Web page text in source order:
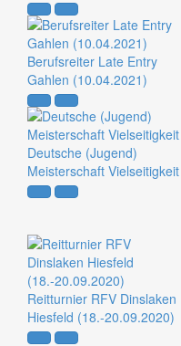
Berufsreiter Late Entry
Gahlen (10.04.2021)
Deutsche (Jugend)
Meisterschaft Vielseitigkeit
Reitturnier RFV Dinslaken
Hiesfeld (18.-20.09.2020)